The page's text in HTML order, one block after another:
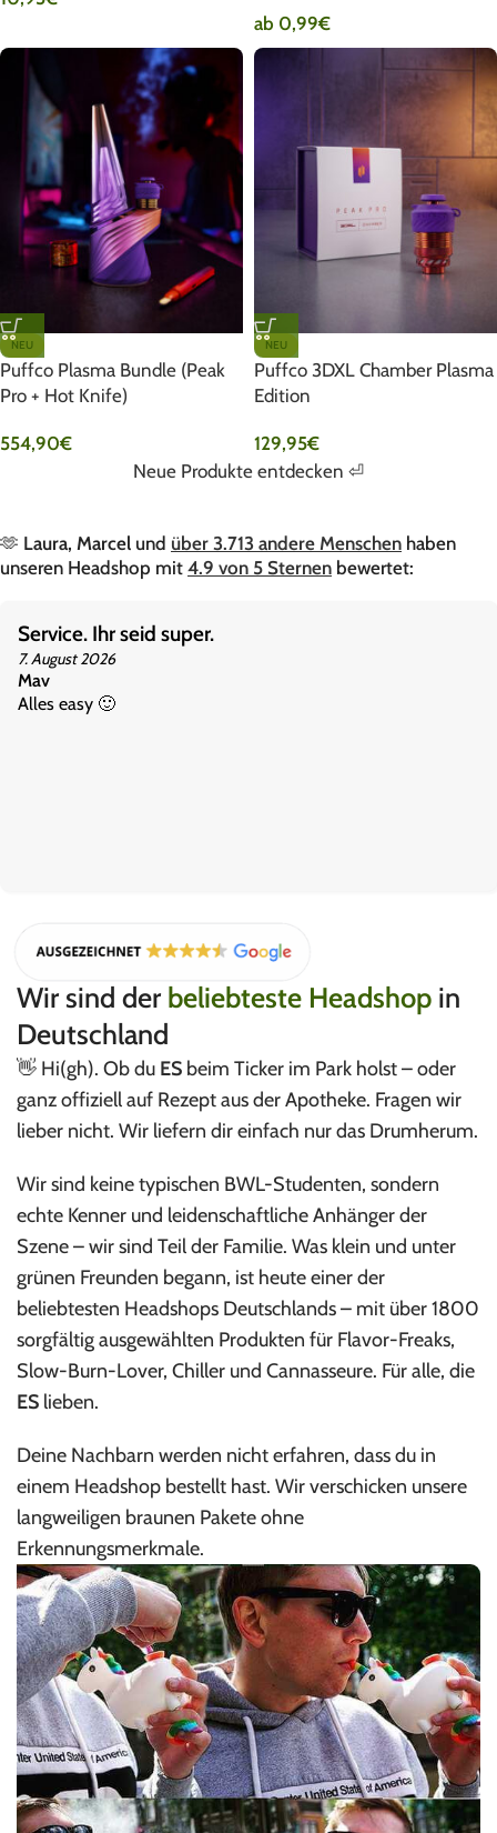
ab 0,99€
NEU
Puffco Plasma Bundle (Peak
Pro + Hot Knife)
554,90€
NEU
Puffco 3DXL Chamber Plasma
Edition
129,95€
Neue Produkte entdecken ⏎
🫶 Laura, Marcel und über 3.713 andere Menschen haben
unseren Headshop mit 4.9 von 5 Sternen bewertet:
Service. Ihr seid super.
7. August 2026
Mav
Alles easy 🙂
Wir sind der beliebteste Headshop in
Deutschland
👋 Hi(gh). Ob du ES beim Ticker im Park holst – oder
ganz offiziell auf Rezept aus der Apotheke. Fragen wir
lieber nicht. Wir liefern dir einfach nur das Drumherum.
Wir sind keine typischen BWL-Studenten, sondern
echte Kenner und leidenschaftliche Anhänger der
Szene – wir sind Teil der Familie. Was klein und unter
grünen Freunden begann, ist heute einer der
beliebtesten Headshops Deutschlands – mit über 1800
sorgfältig ausgewählten Produkten für Flavor-Freaks,
Slow-Burn-Lover, Chiller und Cannasseure. Für alle, die
ES lieben.
Deine Nachbarn werden nicht erfahren, dass du in
einem Headshop bestellt hast. Wir verschicken unsere
langweiligen braunen Pakete ohne
Erkennungsmerkmale.